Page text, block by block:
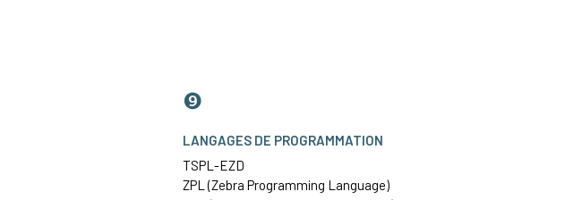
❾
LANGAGES DE PROGRAMMATION
TSPL-EZD
ZPL (Zebra Programming Language)